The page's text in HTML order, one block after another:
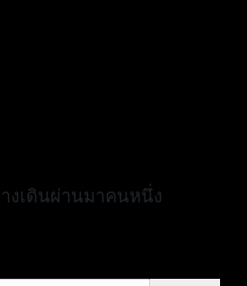
งเดินผ่านมาคนหนึ่ง